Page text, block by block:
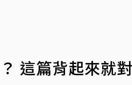
這篇背起來就